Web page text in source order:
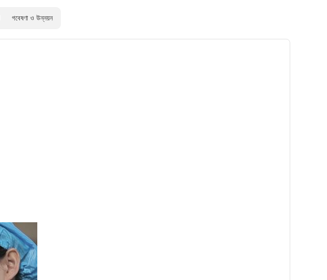
গবেষণা ও উন্নয়ন